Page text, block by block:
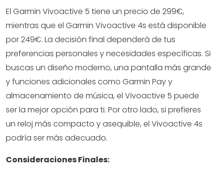
El Garmin Vivoactive 5 tiene un precio de 299€,
mientras que el Garmin Vivoactive 4s está disponible
por 249€. La decisión final dependerá de tus
preferencias personales y necesidades específicas. Si
buscas un diseño moderno, una pantalla más grande
y funciones adicionales como Garmin Pay y
almacenamiento de música, el Vivoactive 5 puede
ser la mejor opción para ti. Por otro lado, si prefieres
un reloj más compacto y asequible, el Vivoactive 4s
podría ser más adecuado.
Consideraciones Finales: